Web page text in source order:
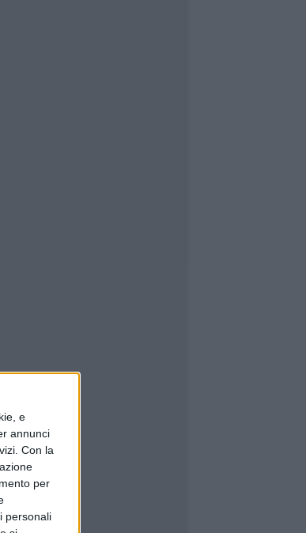
e
annunci
Con la
per
personali